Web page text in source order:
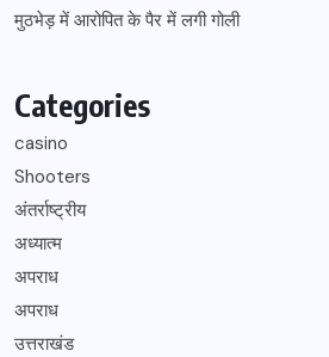
मुठभेड़ में आरोपित के पैर में लगी गोली
Categories
casino
Shooters
अंतर्राष्ट्रीय
अध्यात्म
अपराध
अपराध
उत्तराखंड